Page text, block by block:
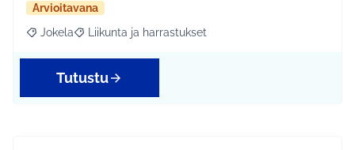
Arvioitavana
Rajaa tulokset aihepiirin mukaan: Jokela
Jokela Rajaa tulokset teeman mukaan: Liikunta ja
Liikunta ja harrastukset
Tutustu